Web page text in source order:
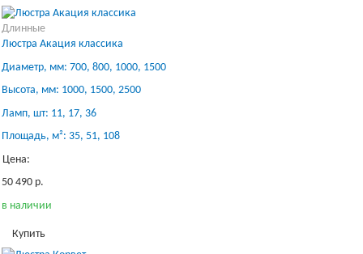
Длинные
Люстра Акация классика
Диаметр, мм: 700, 800, 1000, 1500
Высота, мм: 1000, 1500, 2500
Ламп, шт: 11, 17, 36
Площадь, м²: 35, 51, 108
Цена:
50 490 р.
в наличии
Купить